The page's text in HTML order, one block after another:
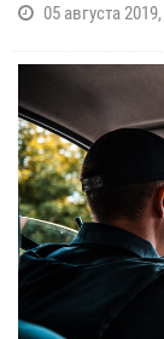
05 августа